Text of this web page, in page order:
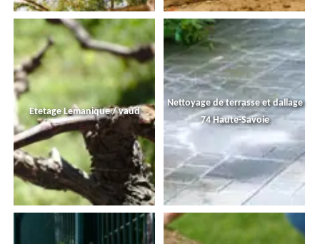
Etetage Lemanique / vaud
Nettoyage de terrasse et dallage
74 Haute-Savoie